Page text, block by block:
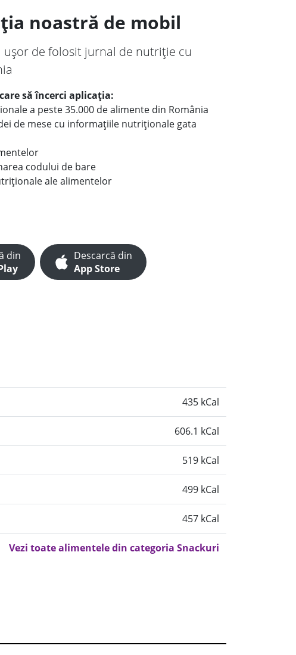
noastră de mobil
ușor de folosit jurnal de nutriție cu
să încerci aplicația:
a peste 35.000 de alimente din România
de mese cu informațiile nutriționale gata
codului de bare
ale alimentelor
din
Descarcă din
App Store
435 kCal
606.1 kCal
519 kCal
499 kCal
457 kCal
Vezi toate alimentele din categoria Snackuri